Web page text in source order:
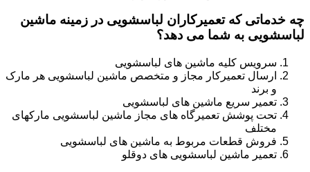
چه خدماتی که تعمیرکاران لباسشویی در زمینه ماشین
لباسشویی به شما می دهد؟
سرویس کلیه ماشین های لباسشویی
ارسال تعمیرکار مجاز و متخصص ماشین لباسشویی هر مارک
و برند
تعمیر سریع ماشین های لباسشویی
تحت پوشش تعمیرگاه های مجاز ماشین لباسشویی مارکهای
مختلف
فروش قطعات مربوط به ماشین های لباسشویی
تعمیر ماشین لباسشویی های دوقلو